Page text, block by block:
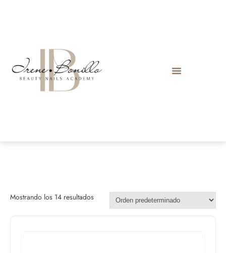
Mostrando los 14 resultados